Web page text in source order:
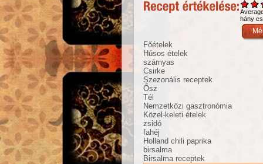
hány
Főételek
Húsos ételek
szárnyas
Csirke
Szezonális receptek
Ősz
Tél
Nemzetközi gasztronómia
Közel-keleti ételek
zsidó
fahéj
Holland chili paprika
birsalma
Birsalma receptek